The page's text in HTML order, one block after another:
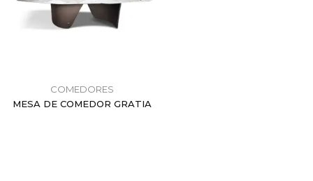
COMEDORES
MESA DE COMEDOR GRATIA